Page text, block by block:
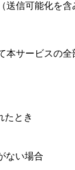
信可能化を
サービスの
たとき
ない場合